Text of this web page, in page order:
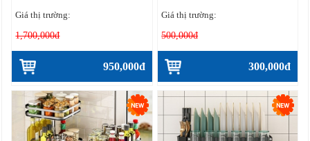
Giá thị trường:
1,700,000đ
950,000đ
Giá thị trường:
500,000đ
300,000đ